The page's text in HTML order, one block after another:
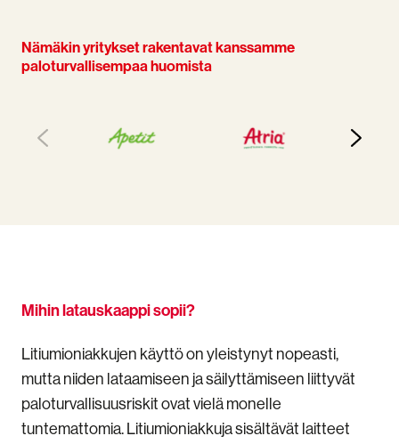
Nämäkin yritykset rakentavat kanssamme
paloturvallisempaa huomista
Mihin latauskaappi sopii?
Litiumioniakkujen käyttö on yleistynyt nopeasti,
mutta niiden lataamiseen ja säilyttämiseen liittyvät
paloturvallisuusriskit ovat vielä monelle
tuntemattomia. Litiumioniakkuja sisältävät laitteet